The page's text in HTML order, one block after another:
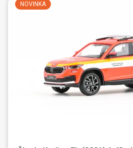
NOVINKA